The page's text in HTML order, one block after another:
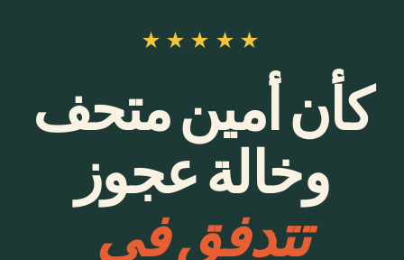
★★★★★
كأن أمين متحف
وخالة عجوز
تتدفق في